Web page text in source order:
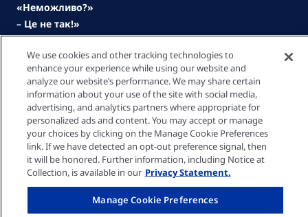
«Неможливо?»
– Це не так!»
Відвідайте
наш
медіа-
центр
Політика конфіденційності
Налаштування файлів cookie
We use cookies and other tracking technologies to
enhance your experience while using our website and
analyze our website’s performance. We may share certain
information about your use of the site with social media,
advertising, and analytics partners where appropriate for
personalized ads and content. You may accept or manage
your choices by clicking on the Manage Cookie Preferences
link. If we have detected an opt-out preference signal, then
it will be honored. Further information, including Notice at
Collection, is available in our Privacy Statement.
Manage Cookie Preferences